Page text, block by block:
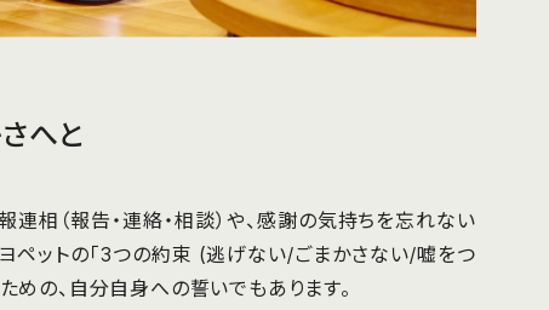
へと
相（報告・連絡・相談）や、感謝の気持ちを忘れない
ヨペットの「3つの約束 (逃げない/ごまかさない/嘘をつ
めの、自分自身への誓いでもあります。